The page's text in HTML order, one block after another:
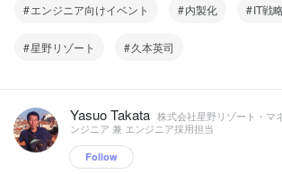
エンジニア向けイベント 内製化 IT戦
星野リゾート 久本英司
Yasuo Takata 株式会社星野リゾート・マ
ンジニア 兼 エンジニア採用担当
Follow